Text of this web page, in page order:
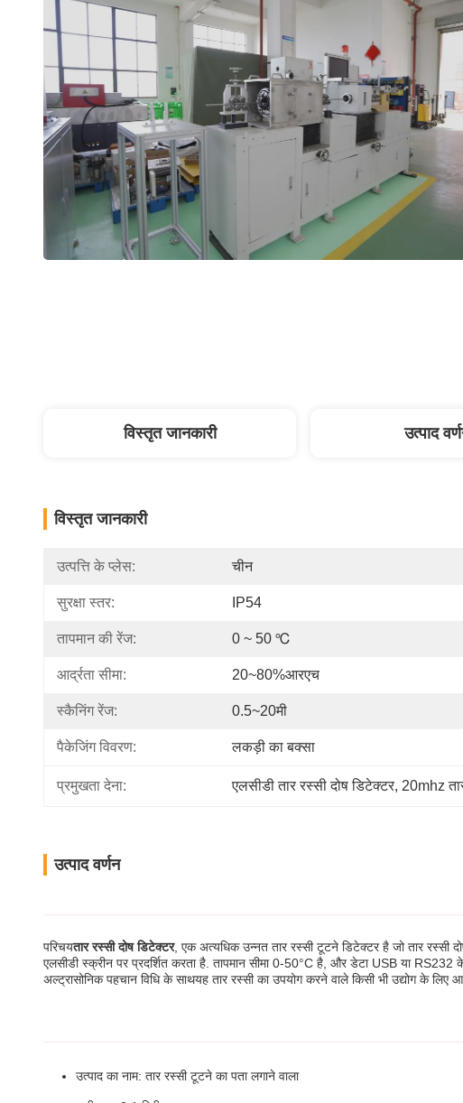
विस्तृत जानकारी उत्पाद
विस्तृत जानकारी
उत्पत्ति के प्लेस: चीन
सुरक्षा स्तर: IP54
तापमान की रेंज: 0 ~ 50 ℃
आर्द्रता सीमा: 20~80%आरएच
स्कैनिंग रेंज: 0.5~20मी
पैकेजिंग विवरण: लकड़ी का बक्सा
प्रमुखता देना: एलसीडी तार रस्सी दोष डिटेक्टर, 20mhz
उत्पाद वर्णन
परिचयतार रस्सी दोष डिटेक्टर, एक अत्यधिक उन्नत तार रस्सी टूटने डिटेक्टर है जो तार
एलसीडी स्क्रीन पर प्रदर्शित करता है. तापमान सीमा 0-50°C है, और डेटा USB या
अल्ट्रासोनिक पहचान विधि के साथयह तार रस्सी का उपयोग करने वाले किसी भी उद्योग के लिए
उत्पाद का नाम: तार रस्सी टूटने का पता लगाने वाला